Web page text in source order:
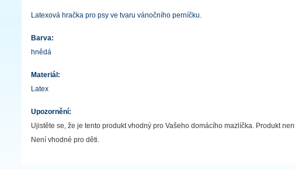
Latexová hračka pro psy ve tvaru vánočního perníčku.
Barva:
hnědá
Materiál:
Latex
Upozornění:
Ujistěte se, že je tento produkt vhodný pro Vašeho domácího mazlíčka. Produkt
Není vhodné pro děti.